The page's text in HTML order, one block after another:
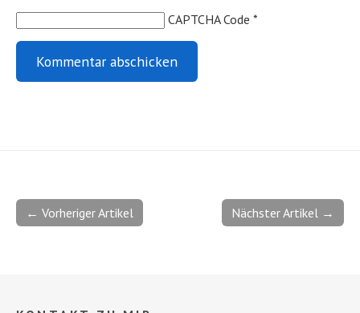
CAPTCHA Code *
Nächster Artikel →
← Vorheriger Artikel